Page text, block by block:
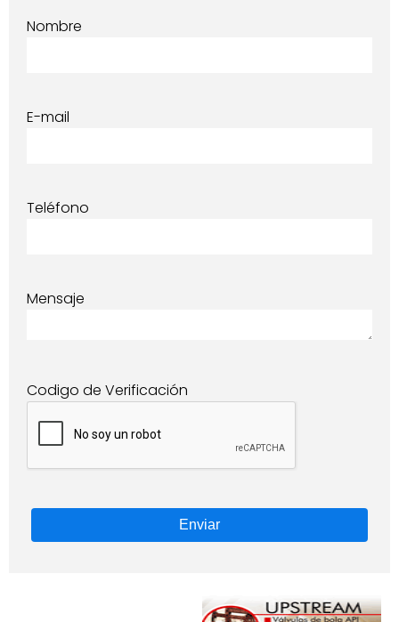
Nombre
E-mail
Teléfono
Mensaje
Codigo de Verificación
Enviar